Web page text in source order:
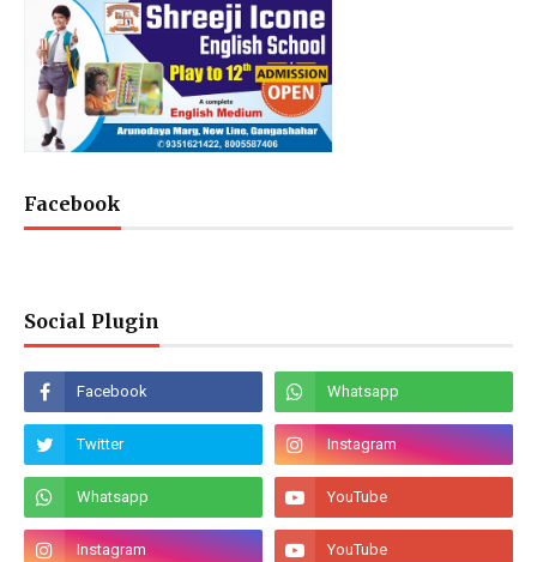
Facebook
Social Plugin